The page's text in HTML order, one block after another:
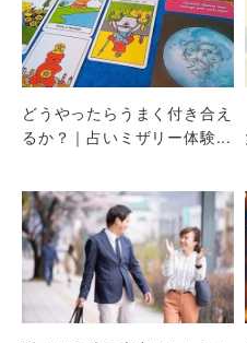
どうやったらうまく付き合え
るか？｜占いミザリー体験...